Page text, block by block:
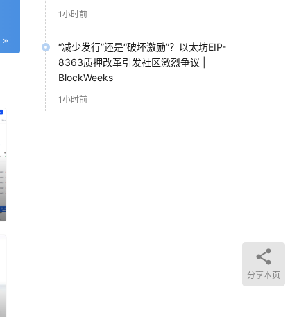
1小时前
“减少发行”还是“破坏激励”？以太坊EIP-
8363质押改革引发社区激烈争议 |
BlockWeeks
1小时前
分享本页